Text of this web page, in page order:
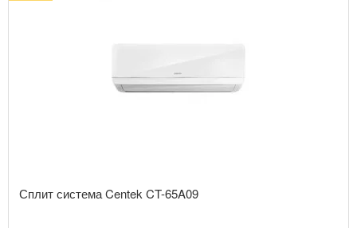
Сплит система Centek CT-65A09